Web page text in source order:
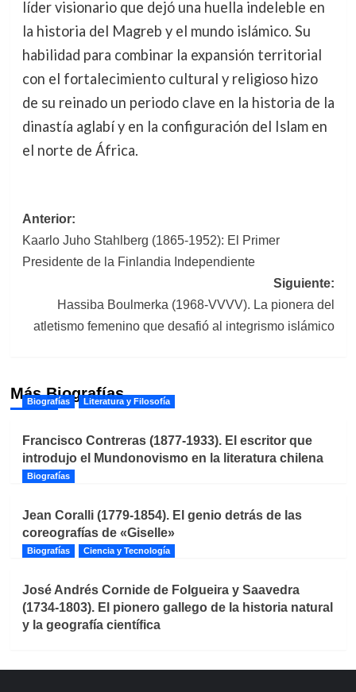
líder visionario que dejó una huella indeleble en
la historia del Magreb y el mundo islámico. Su
habilidad para combinar la expansión territorial
con el fortalecimiento cultural y religioso hizo
de su reinado un periodo clave en la historia de la
dinastía aglabí y en la configuración del Islam en
el norte de África.
Navegación
de
Anterior:
Kaarlo Juho Stahlberg (1865-1952): El Primer
Presidente de la Finlandia Independiente
Siguiente:
Hassiba Boulmerka (1968-VVVV). La pionera del
atletismo femenino que desafió al integrismo islámico
Más Biografías
Biografías Literatura y Filosofía
Francisco Contreras (1877-1933). El escritor que
introdujo el Mundonovismo en la literatura chilena
Biografías
Jean Coralli (1779-1854). El genio detrás de las
coreografías de «Giselle»
Biografías Ciencia y Tecnología
José Andrés Cornide de Folgueira y Saavedra
(1734-1803). El pionero gallego de la historia natural
y la geografía científica